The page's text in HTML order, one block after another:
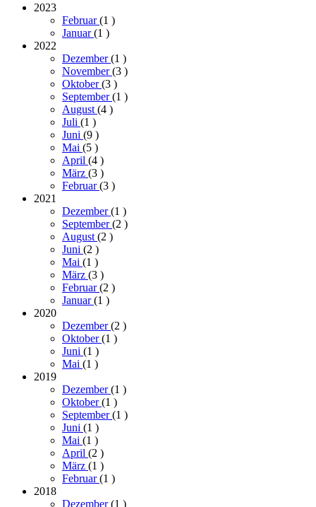
2023
Februar(1 )
Januar(1 )
2022
Dezember(1 )
November(3 )
Oktober(3 )
September(1 )
August (4 )
Juli (1 )
Juni (9 )
Mai (5 )
April (4 )
März (3 )
Februar(3 )
2021
Dezember(1 )
September(2 )
August (2 )
Juni (2 )
Mai (1 )
März (3 )
Februar(2 )
Januar(1 )
2020
Dezember(2 )
Oktober(1 )
Juni (1 )
Mai (1 )
2019
Dezember(1 )
Oktober(1 )
September(1 )
Juni (1 )
Mai (1 )
April (2 )
März (1 )
Februar(1 )
2018
Dezember(1 )